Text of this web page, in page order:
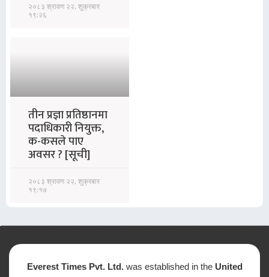
२०८३ श्रावण २२, शुक्रबार
१९:२६
तीन प्रज्ञा प्रतिष्ठानमा
पदाधिकारी नियुक्त,
क-कसले पाए
अवसर ? [सूची]
२०८३ श्रावण २२, शुक्रबार
१९:१७
Everest Times Pvt. Ltd. was established in the United